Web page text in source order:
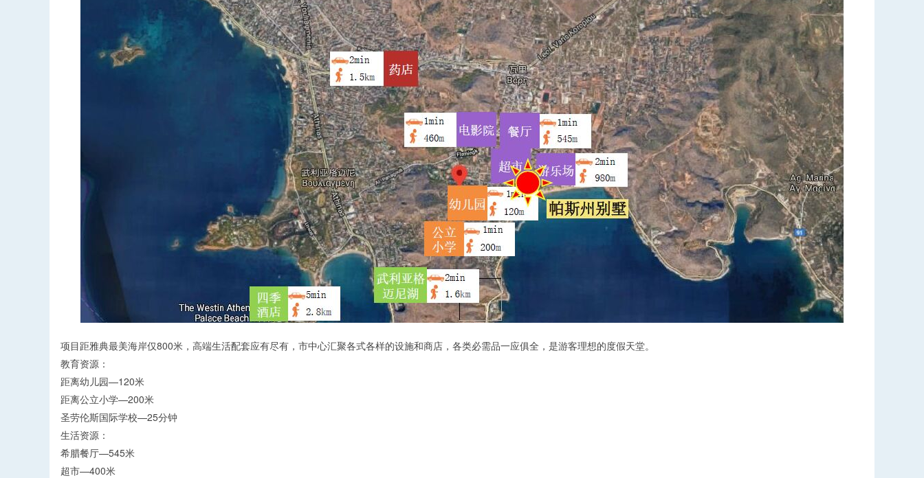
项目距雅典最美海岸仅800米，高端生活配套应有尽有，市中心汇聚各式各样的设施和商店，各类必需品一应俱全，是游客理想的度假天堂。
教育资源：
距离幼儿园—120米
距离公立小学—200米
圣劳伦斯国际学校—25分钟
生活资源：
希腊餐厅—545米
超市—400米